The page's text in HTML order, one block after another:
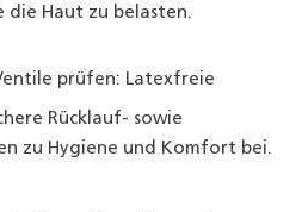
die Haut zu belasten.
prüfen: Latexfreie
Rücklauf- sowie
zu Hygiene und Komfort bei.